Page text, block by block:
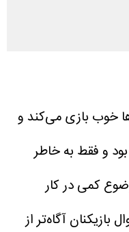
خوب بازی می‌کند و
به‌نظرم توپ و میدان ۷۰ درصد در اختیار استقلال بود و فقط به خاطر
کمی در کار
آگاه‌تر از